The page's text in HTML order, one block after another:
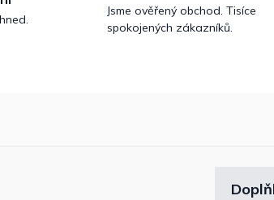
Jsme ověřený obchod. Tisíce
spokojených zákazníků.